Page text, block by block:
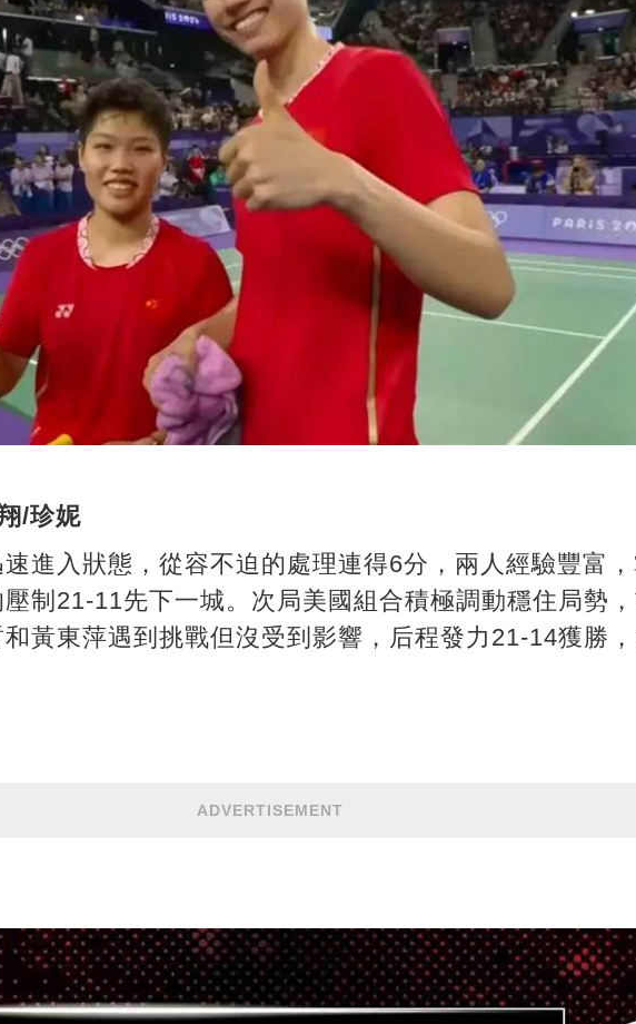
/珍妮
進入狀態，從容不迫的處理連得6分，兩人經驗豐富
制21-11先下一城。次局美國組合積極調動穩住局勢
黃東萍遇到挑戰但沒受到影響，后程發力21-14獲勝
ADVERTISEMENT